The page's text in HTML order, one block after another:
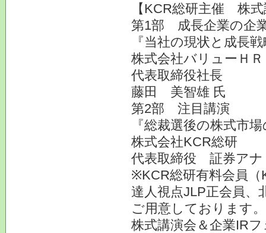
【KCR総研主催 株
第1部 成長企業の企
『当社の現状と成長
株式会社バリューＨ
代表取締役社長
藤田 美智雄 氏
第2部 注目講演
『総裁選後の株式市
株式会社KCR総研
代表取締役 証券ア
※KCR総研有料会員（
達人視点JLP正会員、
ご用意しております。
株式講演会＆企業IR